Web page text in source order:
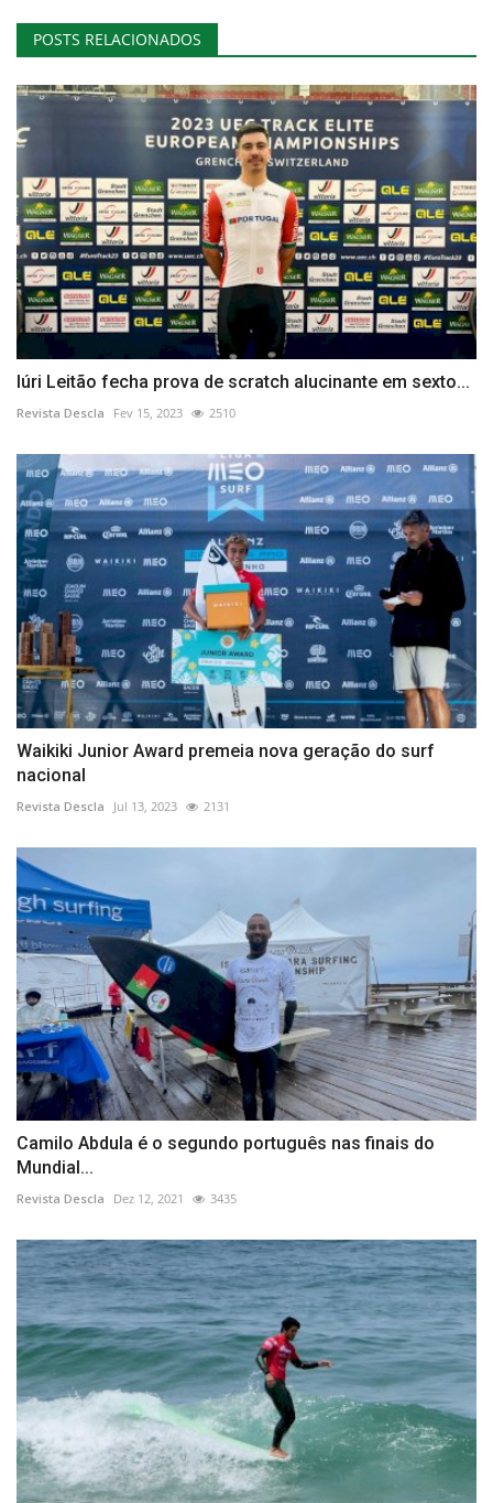
POSTS RELACIONADOS
Iúri Leitão fecha prova de scratch alucinante em sexto...
Revista Descla Fev 15, 2023 2510
Waikiki Junior Award premeia nova geração do surf
nacional
Revista Descla Jul 13, 2023 2131
Camilo Abdula é o segundo português nas finais do
Mundial...
Revista Descla Dez 12, 2021 3435